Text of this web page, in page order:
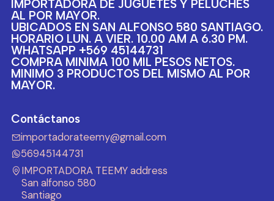
IMPORTADORA DE JUGUETES Y PELUCHES
AL POR MAYOR.
UBICADOS EN SAN ALFONSO 580 SANTIAGO.
HORARIO LUN. A VIER. 10.00 AM A 6.30 PM.
WHATSAPP +569 45144731
COMPRA MINIMA 100 MIL PESOS NETOS.
MINIMO 3 PRODUCTOS DEL MISMO AL POR
MAYOR.
Contáctanos
importadorateemy@gmail.com
56945144731
IMPORTADORA TEEMY address
San alfonso 580
Santiago